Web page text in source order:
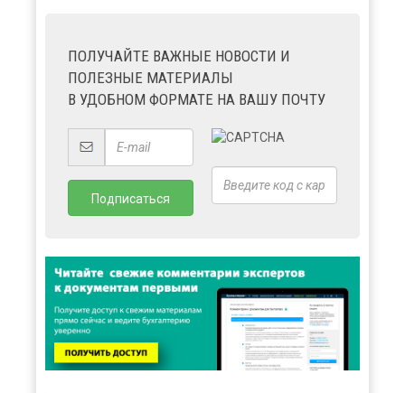
ПОЛУЧАЙТЕ ВАЖНЫЕ НОВОСТИ И
ПОЛЕЗНЫЕ МАТЕРИАЛЫ
В УДОБНОМ ФОРМАТЕ НА ВАШУ ПОЧТУ